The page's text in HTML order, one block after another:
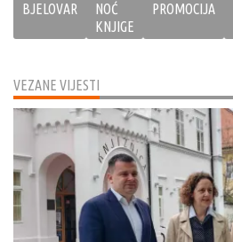
VEZANE VIJESTI
BJELOVAR
NOĆ
KNJIGE
PROMOCIJA